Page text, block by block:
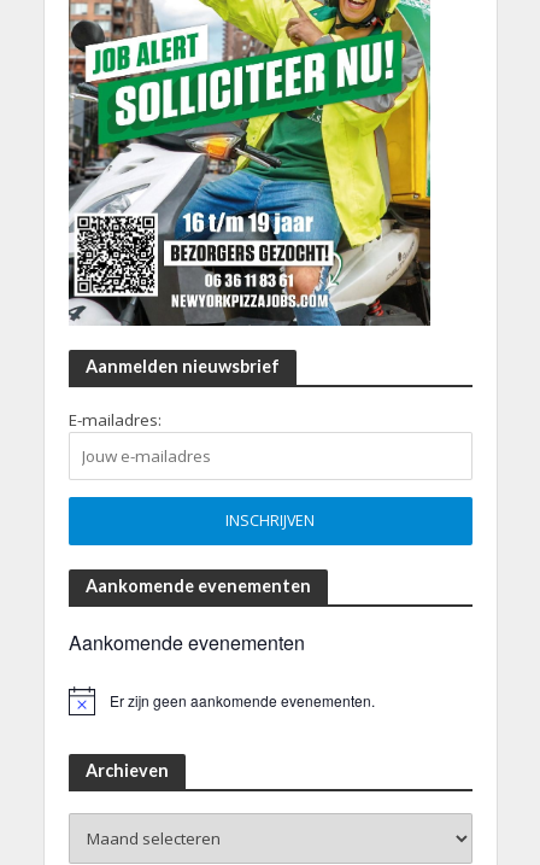
Aanmelden nieuwsbrief
E-mailadres:
Aankomende evenementen
Aankomende evenementen
Er zijn geen aankomende evenementen.
Archieven